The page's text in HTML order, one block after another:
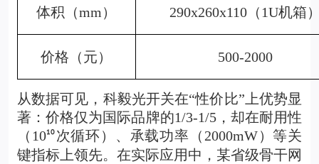
体积（mm） 290x260x110（1U机箱
价格（元） 500-2000
从数据可见，科毅光开关在“性价比”上优势显
著：价格仅为国际品牌的1/3-1/5，却在耐用性
（10¹⁰次循环）、承载功率（2000mW）等关
键指标上领先。在实际应用中，某省级骨干网